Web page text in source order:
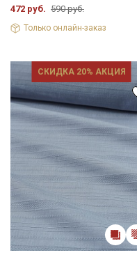
472 руб. 590 руб.
Только онлайн-заказ
СКИДКА 20% АКЦИЯ